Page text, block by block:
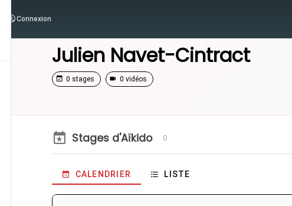
Connexion
Julien Navet-Cintract
0 stages 0 vidéos
Stages d'Aïkido 0
CALENDRIER LISTE